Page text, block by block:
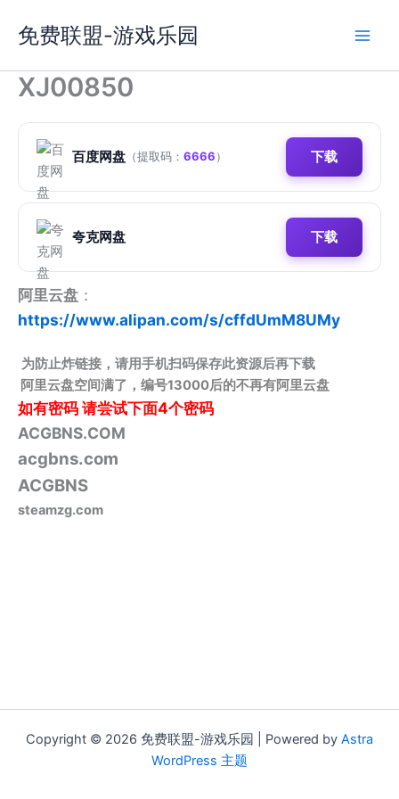
容
免费联盟-游戏乐园
XJ00850
百度网盘 （提取码： 6666） 下载
夸克网盘 下载
阿里云盘 ：
https://www.alipan.com/s/cffdUmM8UMy
为防止炸链接，请用手机扫码保存此资源后再下载
阿里云盘空间满了，编号13000后的不再有阿里云盘
如有密码请尝试下面4个密码
ACGBNS.COM
acgbns.com
ACGBNS
steamzg.com
Copyright © 2026 免费联盟-游戏乐园 | Powered by Astra
WordPress 主题